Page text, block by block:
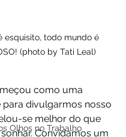
Olhos no Trabalho
esquisito, todo mundo é
(photo by Tati Leal)
como uma
para divulgarmos nosso
se melhor do que
Convidamos um